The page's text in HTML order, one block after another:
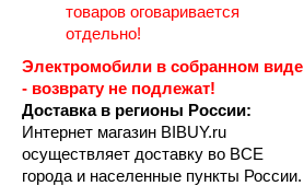
товаров оговаривается
отдельно!
Электромобили в собранном виде
- возврату не подлежат!
Доставка в регионы России:
Интернет магазин BIBUY.ru
осуществляет доставку во ВСЕ
города и населенные пункты России.